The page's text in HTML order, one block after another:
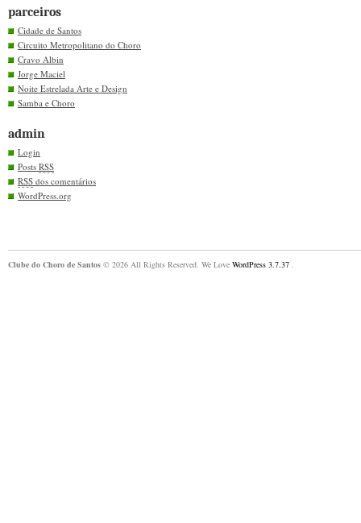
parceiros
Cidade de Santos
Circuito Metropolitano do Choro
Cravo Albin
Jorge Maciel
Noite Estrelada Arte e Design
Samba e Choro
admin
Login
Posts RSS
RSS dos comentários
WordPress.org
Clube do Choro de Santos © 2026 All Rights Reserved. We Love WordPress 3.7.37 .